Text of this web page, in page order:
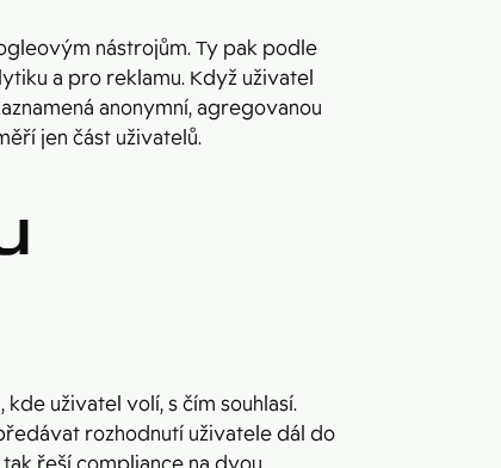
nástrojům. Ty pak podle
a pro reklamu. Když uživatel
anonymní, agregovanou
jen část uživatelů.
uživatel volí, s čím souhlasí.
rozhodnutí uživatele dál do